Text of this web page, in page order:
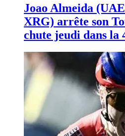
Joao Almeida
XRG) arrête son
chute jeudi dans la